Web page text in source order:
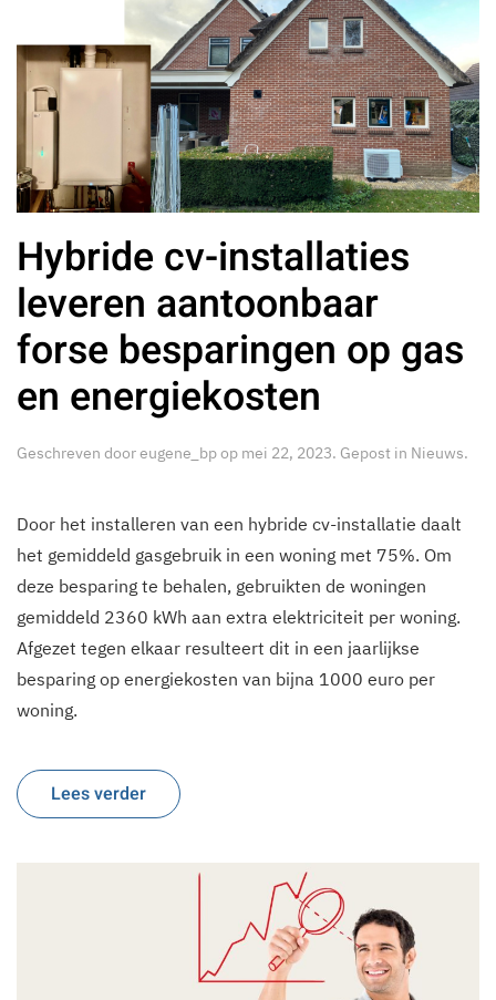
Hybride cv-installaties
leveren aantoonbaar
forse besparingen op gas
en energiekosten
Geschreven dooreugene_bpop mei 22, 2023. Gepost in Nieuws.
Door het installeren van een hybride cv-installatie daalt
het gemiddeld gasgebruik in een woning met 75%. Om
deze besparing te behalen, gebruikten de woningen
gemiddeld 2360 kWh aan extra elektriciteit per woning.
Afgezet tegen elkaar resulteert dit in een jaarlijkse
besparing op energiekosten van bijna 1000 euro per
woning.
Lees verder